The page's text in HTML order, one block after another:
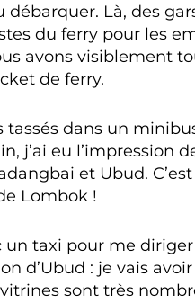
Là, des
du ferry pour les
avons visiblement
de ferry.
tassés dans un
j’ai eu l’impression
et Ubud.
Lombok !
un taxi pour me
d’Ubud : je vais
sont très